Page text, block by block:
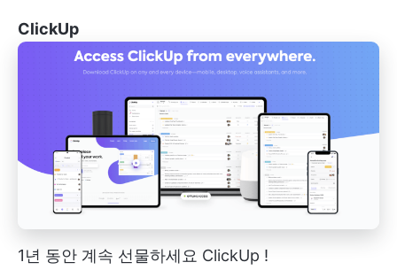
ClickUp
1년 동안 계속 선물하세요 ClickUp !